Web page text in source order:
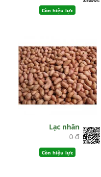
Còn hiệu lực
Lạc nhân
0 đ
Còn hiệu lực